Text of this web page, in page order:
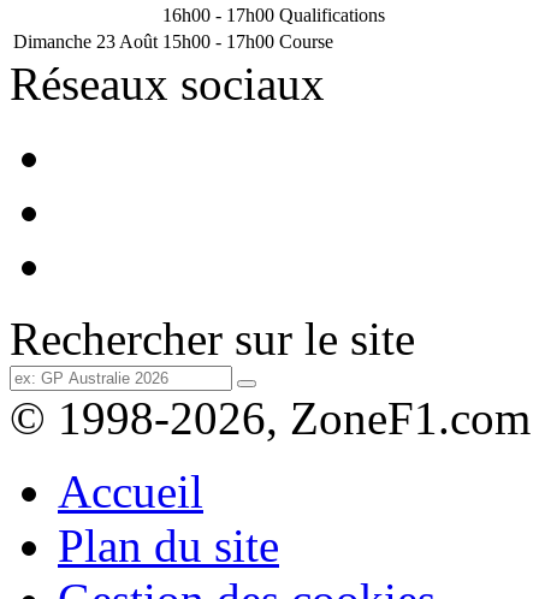
16h00 - 17h00 Qualifications
Dimanche 23 Août 15h00 - 17h00 Course
Réseaux sociaux
Rechercher sur le site
© 1998-2026, ZoneF1.com
Accueil
Plan du site